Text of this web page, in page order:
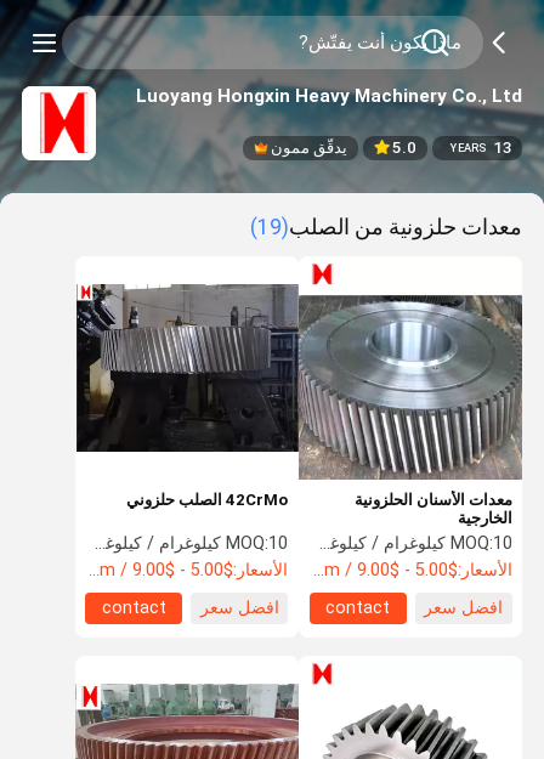
Luoyang Hongxin Heavy Machinery Co., Ltd
13
YEARS
5.0 يدقّق ممون
معدات حلزونية من الصلب(19)
42CrMo الصلب حلزوني
MOQ:10 كيلوغرام / كيلوغرام
الأسعار:$5.00 - $9.00 / Kilogram
افضل سعر
contact
معدات الأسنان الحلزونية
الخارجية
MOQ:10 كيلوغرام / كيلوغرام
الأسعار:$5.00 - $9.00 / Kilogram
افضل سعر
contact